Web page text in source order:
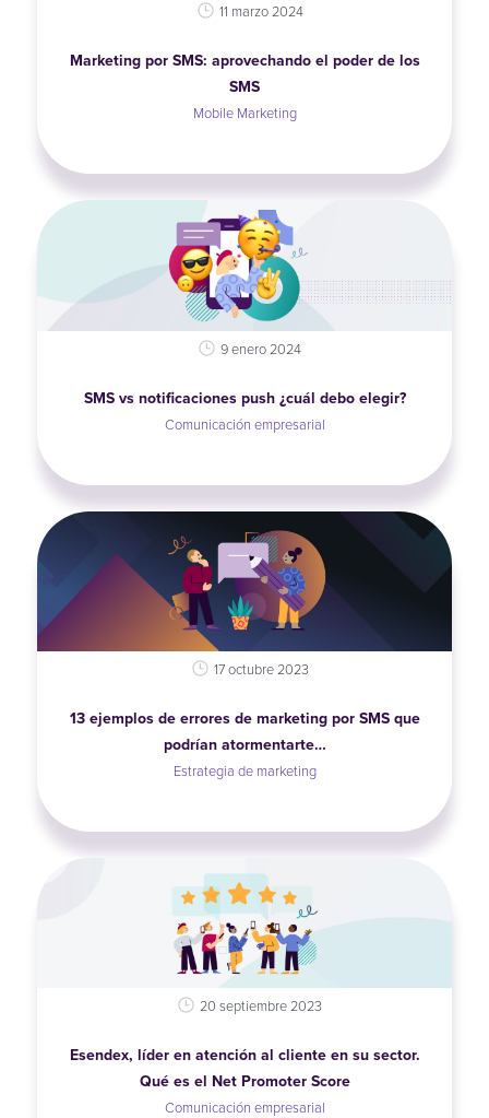
11 marzo 2024
Marketing por SMS: aprovechando el poder de los
SMS
Mobile Marketing
9 enero 2024
SMS vs notificaciones push ¿cuál debo elegir?
Comunicación empresarial
17 octubre 2023
13 ejemplos de errores de marketing por SMS que
podrían atormentarte…
Estrategia de marketing
20 septiembre 2023
Esendex, líder en atención al cliente en su sector.
Qué es el Net Promoter Score
Comunicación empresarial